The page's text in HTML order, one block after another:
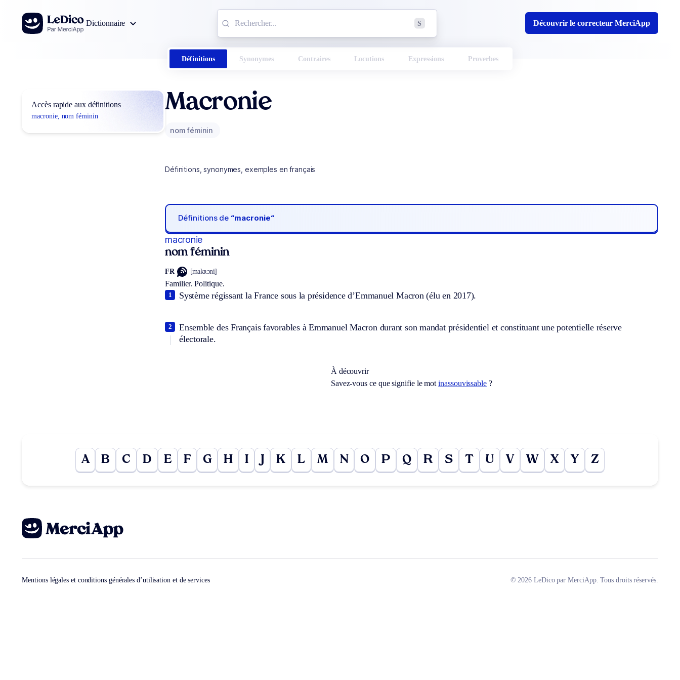
Aller au contenu
Dictionnaire
S Découvrir le correcteur MerciApp
Définitions Synonymes Contraires Locutions Expressions Proverbes
Accès rapide aux définitions
macronie, nom féminin
Macronie
nom féminin
Définitions, synonymes, exemples en français
Définitions de “macronie“
macronie
nom féminin
FR [makʀɔni]
Familier. Politique.
Système régissant la France sous la présidence d’Emmanuel Macron (élu en 2017).
1
Ensemble des Français favorables à Emmanuel Macron durant son mandat présidentiel et constituant une potentielle réserve
électorale.
2
À découvrir
Savez-vous ce que signifie le motinassouvissable?
A B C D E F G H I K L M N O P Q R S T U V W X Y Z
Mentions légales et conditions générales d’utilisation et de services © 2026 LeDico par MerciApp. Tous droits réservés.